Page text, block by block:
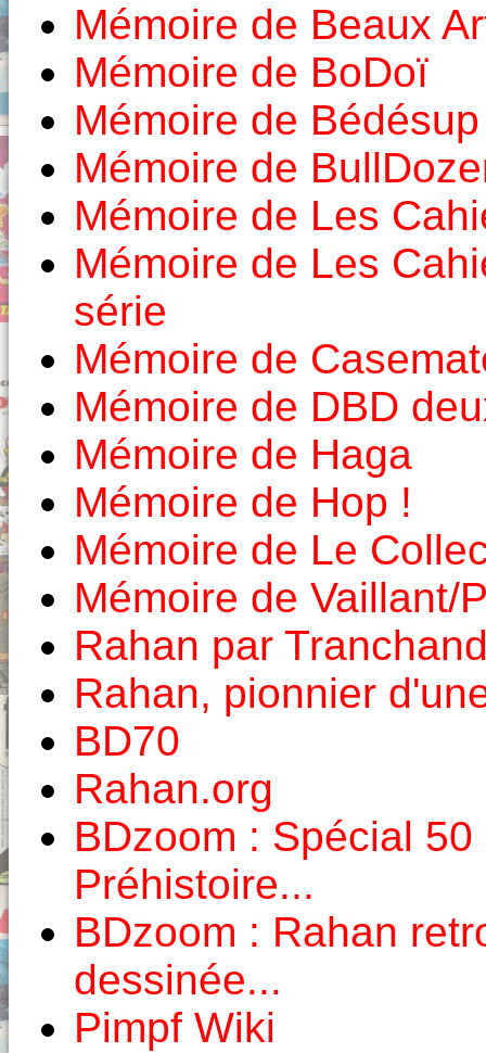
Mémoire de Beaux
Mémoire de BoDoï
Mémoire de Bédésup
Mémoire de
Mémoire de Les
Mémoire de Les
série
Mémoire de
Mémoire de DBD
Mémoire de Haga
Mémoire de Hop !
Mémoire de Le
Mémoire de Vaillant/
Rahan par
Rahan, pionnier
BD70
Rahan.org
BDzoom : Spécial
Préhistoire...
BDzoom : Rahan
dessinée...
Pimpf Wiki